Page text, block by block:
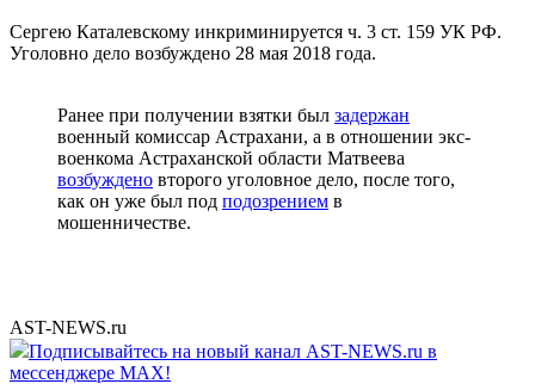
Сергею Каталевскому инкриминируется ч. 3 ст. 159 УК РФ.
Уголовно дело возбуждено 28 мая 2018 года.
Ранее при получении взятки был задержан
военный комиссар Астрахани, а в отношении экс-
военкома Астраханской области Матвеева
возбуждено второго уголовное дело, после того,
как он уже был под подозрением в
мошенничестве.
AST-NEWS.ru
Подписывайтесь на новый канал AST-NEWS.ru в
мессенджере MAX!